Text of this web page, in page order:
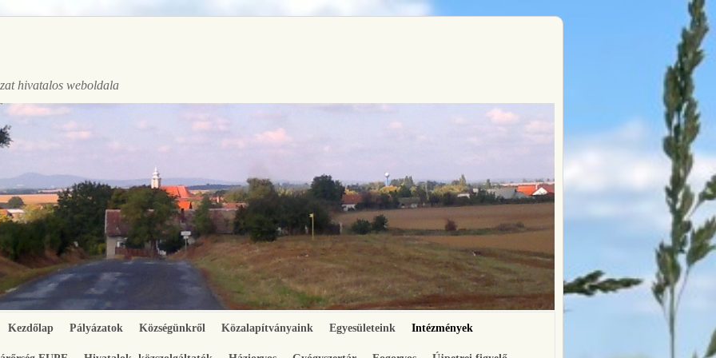
hivatalos weboldala
Kezdőlap Pályázatok Községünkről Közalapítványaink Egyesületeink Intézmények